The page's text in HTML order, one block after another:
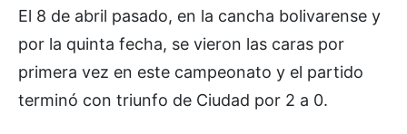
El 8 de abril pasado, en la cancha bolivarense y
por la quinta fecha, se vieron las caras por
primera vez en este campeonato y el partido
terminó con triunfo de Ciudad por 2 a 0.